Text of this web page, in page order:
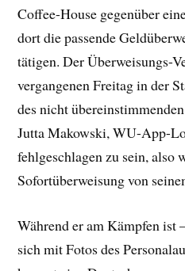
Coffee-House gegenüber
dort die passende
tätigen. Der Überweisungs-
vergangenen Freitag in der
des nicht
Jutta Makowski, WU-App-
fehlgeschlagen zu sein,
Sofortüberweisung von
Während er am Kämpfen ist
sich mit Fotos des